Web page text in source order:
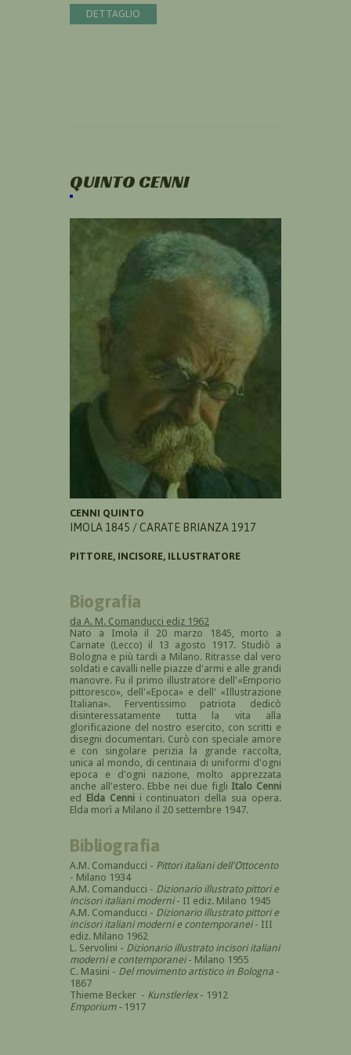
DETTAGLIO
QUINTO CENNI
CENNI QUINTO
IMOLA 1845 / CARATE BRIANZA 1917
PITTORE, INCISORE, ILLUSTRATORE
Biografia
da A. M. Comanducci ediz 1962
Nato a Imola il 20 marzo 1845, morto a
Carnate (Lecco) il 13 agosto 1917. Studiò a
Bologna e più tardi a Milano. Ritrasse dal vero
soldati e cavalli nelle piazze d'armi e alle grandi
manovre. Fu il primo illustratore dell'«Emporio
pittoresco», dell'«Epoca» e dell' «Illustrazione
Italiana». Ferventissimo patriota dedicò
disinteressatamente tutta la vita alla
glorificazione del nostro esercito, con scritti e
disegni documentari. Curò con speciale amore
e con singolare perizia la grande raccolta,
unica al mondo, di centinaia di uniformi d'ogni
epoca e d'ogni nazione, molto apprezzata
anche all'estero. Ebbe nei due figli Italo Cenni
ed Elda Cennii continuatori della sua opera.
Elda morì a Milano il 20 settembre 1947.
Bibliografia
A.M. Comanducci - Pittori italiani dell'Ottocento
- Milano 1934
A.M. Comanducci - Dizionario illustrato pittori e
incisori italiani moderni- II ediz. Milano 1945
A.M. Comanducci - Dizionario illustrato pittori e
incisori italiani moderni e contemporanei- III
ediz. Milano 1962
L. Servolini - Dizionario illustrato incisori italiani
moderni e contemporanei- Milano 1955
C. Masini - Del movimento artistico in Bologna -
1867
Thieme Becker - Kunstlerlex- 1912
Emporium -1917